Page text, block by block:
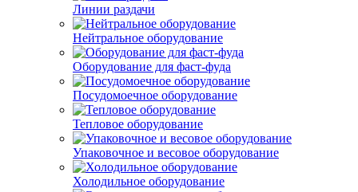
Линии раздачи
Нейтральное оборудование
Оборудование для фаст-фуда
Посудомоечное оборудование
Тепловое оборудование
Упаковочное и весовое оборудование
Холодильное оборудование